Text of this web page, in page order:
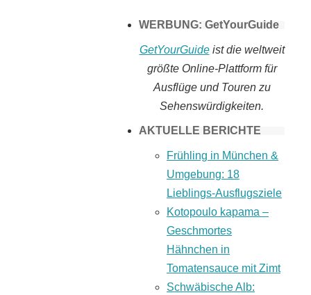
WERBUNG: GetYourGuide
GetYourGuideist die weltweit
größte Online-Plattform für
Ausflüge und Touren zu
Sehenswürdigkeiten.
AKTUELLE BERICHTE
Frühling in München &
Umgebung: 18
Lieblings-Ausflugsziele
Kotopoulo kapama –
Geschmortes
Hähnchen in
Tomatensauce mit Zimt
Schwäbische Alb: